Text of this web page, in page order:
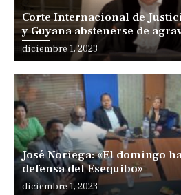
Corte Internacional de
y Guyana abstenerse de
Esequibo
Posted
on
diciembre 1, 2023
José Noriega: «El domingo
defensa del Esequibo»
Posted
diciembre 1, 2023